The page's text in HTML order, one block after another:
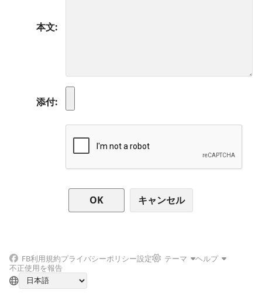
本文
添付
キャンセル
FB利用規約プライバシーポリシー設定 テーマ
ヘルプ
不正使用を報告